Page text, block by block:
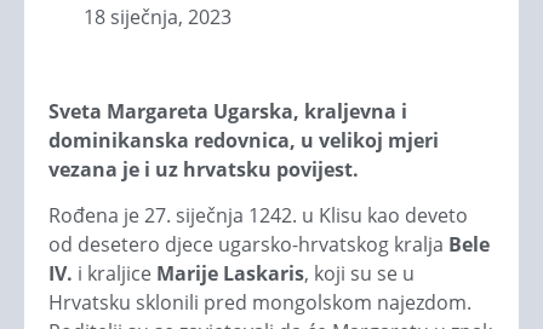
18 siječnja, 2023
Sveta Margareta Ugarska, kraljevna i
dominikanska redovnica, u velikoj mjeri
vezana je i uz hrvatsku povijest.
Rođena je 27. siječnja 1242. u Klisu kao deveto
od desetero djece ugarsko-hrvatskog kralja Bele
IV. i kraljice Marije Laskaris, koji su se u
Hrvatsku sklonili pred mongolskom najezdom.